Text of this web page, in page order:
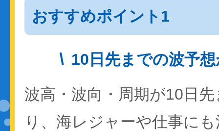
おすすめポイント1
10日先までの波予
波高・波向・周期が10日
り、海レジャーや仕事に